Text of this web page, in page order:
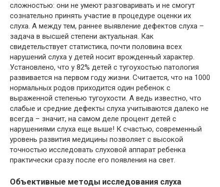
сложностью: они не умеют разговаривать и не смогут
сознательно принять участие в процедуре оценки их
слуха. А между тем, раннее выявление дефектов слуха –
задача в высшей степени актуальная. Как
свидетельствует статистика, почти половина всех
нарушений слуха у детей носит врожденный характер.
Установлено, что у 82% детей с тугоухостью патология
развивается на первом году жизни. Считается, что на 1000
нормальных родов приходится один ребенок с
выраженной степенью тугоухости. А ведь известно, что
слабые и средние дефекты слуха учитываются далеко не
всегда – значит, на самом деле процент детей с
нарушениями слуха еще выше! К счастью, современный
уровень развития медицины позволяет с высокой
точностью исследовать слуховой аппарат ребенка
практически сразу после его появления на свет.
Объективные методы исследования слуха